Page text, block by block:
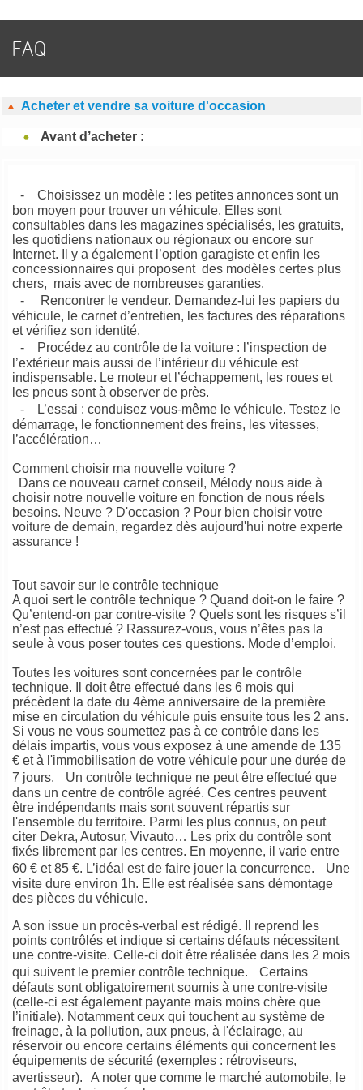
FAQ
Acheter et vendre sa voiture d'occasion
Avant d’acheter :
- Choisissez un modèle : les petites annonces sont un
bon moyen pour trouver un véhicule. Elles sont
consultables dans les magazines spécialisés, les gratuits,
les quotidiens nationaux ou régionaux ou encore sur
Internet. Il y a également l’option garagiste et enfin les
concessionnaires qui proposent des modèles certes plus
chers, mais avec de nombreuses garanties.
- Rencontrer le vendeur. Demandez-lui les papiers du
véhicule, le carnet d’entretien, les factures des réparations
et vérifiez son identité.
- Procédez au contrôle de la voiture : l’inspection de
l’extérieur mais aussi de l’intérieur du véhicule est
indispensable. Le moteur et l’échappement, les roues et
les pneus sont à observer de près.
- L’essai : conduisez vous-même le véhicule. Testez le
démarrage, le fonctionnement des freins, les vitesses,
l’accélération…
Comment choisir ma nouvelle voiture ?
Dans ce nouveau carnet conseil, Mélody nous aide à
choisir notre nouvelle voiture en fonction de nous réels
besoins. Neuve ? D'occasion ? Pour bien choisir votre
voiture de demain, regardez dès aujourd'hui notre experte
assurance !
Tout savoir sur le contrôle technique
A quoi sert le contrôle technique ? Quand doit-on le faire ?
Qu’entend-on par contre-visite ? Quels sont les risques s’il
n’est pas effectué ? Rassurez-vous, vous n’êtes pas la
seule à vous poser toutes ces questions. Mode d’emploi.
Toutes les voitures sont concernées par le contrôle
technique. Il doit être effectué dans les 6 mois qui
précèdent la date du 4ème anniversaire de la première
mise en circulation du véhicule puis ensuite tous les 2 ans.
Si vous ne vous soumettez pas à ce contrôle dans les
délais impartis, vous vous exposez à une amende de 135
€ et à l'immobilisation de votre véhicule pour une durée de
7 jours. Un contrôle technique ne peut être effectué que
dans un centre de contrôle agréé. Ces centres peuvent
être indépendants mais sont souvent répartis sur
l'ensemble du territoire. Parmi les plus connus, on peut
citer Dekra, Autosur, Vivauto… Les prix du contrôle sont
fixés librement par les centres. En moyenne, il varie entre
60 € et 85 €. L’idéal est de faire jouer la concurrence. Une
visite dure environ 1h. Elle est réalisée sans démontage
des pièces du véhicule.
A son issue un procès-verbal est rédigé. Il reprend les
points contrôlés et indique si certains défauts nécessitent
une contre-visite. Celle-ci doit être réalisée dans les 2 mois
qui suivent le premier contrôle technique. Certains
défauts sont obligatoirement soumis à une contre-visite
(celle-ci est également payante mais moins chère que
l’initiale). Notamment ceux qui touchent au système de
freinage, à la pollution, aux pneus, à l'éclairage, au
réservoir ou encore certains éléments qui concernent les
équipements de sécurité (exemples : rétroviseurs,
avertisseur). A noter que comme le marché automobile, le